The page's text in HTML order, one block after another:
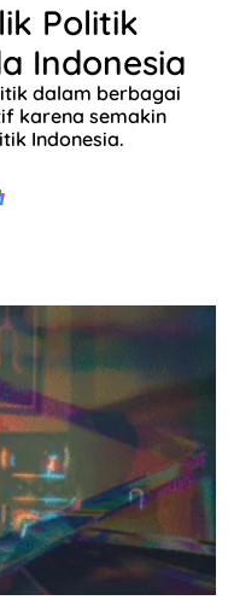
Politik
Indonesia
dalam berbagai
karena semakin
Indonesia.